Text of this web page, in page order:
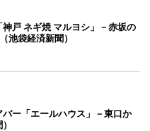
戸 ネギ焼 マルヨシ」－赤坂の
池袋経済新聞）
ー「エールハウス」－東口か